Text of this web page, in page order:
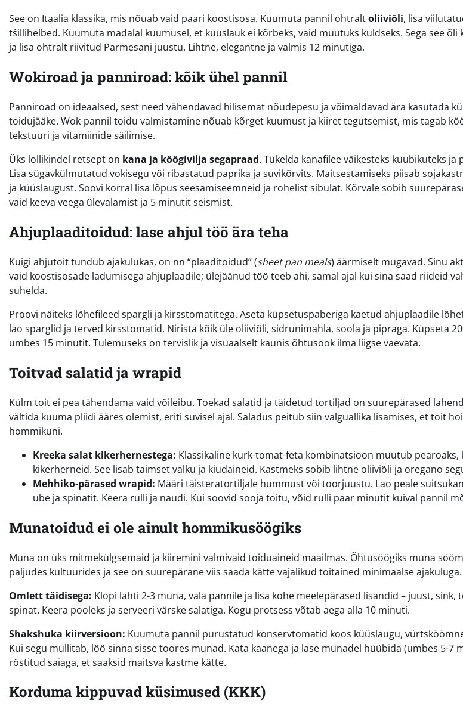
See on Itaalia klassika, mis nõuab vaid paari koostisosa. Kuumuta pannil ohtraltoliiviõli, lisa
tšillihelbed. Kuumuta madalal kuumusel, et küüslauk ei kõrbeks, vaid muutuks kuldseks. Sega see õli
ja lisa ohtralt riivitud Parmesani juustu. Lihtne, elegantne ja valmis 12 minutiga.
Wokiroad ja panniroad: kõik ühel pannil
Panniroad on ideaalsed, sest need vähendavad hilisemat nõudepesu ja võimaldavad ära kasutada
toidujääke. Wok-pannil toidu valmistamine nõuab kõrget kuumust ja kiiret tegutsemist, mis tagab
tekstuuri ja vitamiinide säilimise.
Üks lollikindel retsept on kana ja köögivilja segapraad. Tükelda kanafilee väikesteks kuubikuteks
Lisa sügavkülmutatud vokisegu või ribastatud paprika ja suvikõrvits. Maitsestamiseks piisab
ja küüslaugust. Soovi korral lisa lõpus seesamiseemneid ja rohelist sibulat. Kõrvale sobib
vaid keeva veega ülevalamist ja 5 minutit seismist.
Ahjuplaaditoidud: lase ahjul töö ära teha
Kuigi ahjutoit tundub ajakulukas, on nn “plaaditoidud” (sheet pan meals) äärmiselt mugavad. Sinu
vaid koostisosade ladumisega ahjuplaadile; ülejäänud töö teeb ahi, samal ajal kui sina saad riideid
suhelda.
Proovi näiteks lõhefileed spargli ja kirsstomatitega. Aseta küpsetuspaberiga kaetud ahjuplaadile
lao sparglid ja terved kirsstomatid. Nirista kõik üle oliiviõli, sidrunimahla, soola ja pipraga. Küpseta
umbes 15 minutit. Tulemuseks on tervislik ja visuaalselt kaunis õhtusöök ilma liigse vaevata.
Toitvad salatid ja wrapid
Külm toit ei pea tähendama vaid võileibu. Toekad salatid ja täidetud tortiljad on suurepärased
vältida kuuma pliidi ääres olemist, eriti suvisel ajal. Saladus peitub siin valguallika lisamises, et toit
hommikuni.
Kreeka salat kikerhernestega: Klassikaline kurk-tomat-feta kombinatsioon muutub pearoaks,
kikerherneid. See lisab taimset valku ja kiudaineid. Kastmeks sobib lihtne oliiviõli ja oregano
Mehhiko-pärased wrapid: Määri täisteratortiljale hummust või toorjuustu. Lao peale
ube ja spinatit. Keera rulli ja naudi. Kui soovid sooja toitu, võid rulli paar minutit kuival pannil
Munatoidud ei ole ainult hommikusöögiks
Muna on üks mitmekülgsemaid ja kiiremini valmivaid toiduaineid maailmas. Õhtusöögiks muna
paljudes kultuurides ja see on suurepärane viis saada kätte vajalikud toitained minimaalse ajakuluga.
Omlett täidisega: Klopi lahti 2-3 muna, vala pannile ja lisa kohe meelepärased lisandid – juust, sink,
spinat. Keera pooleks ja serveeri värske salatiga. Kogu protsess võtab aega alla 10 minuti.
Shakshuka kiirversioon: Kuumuta pannil purustatud konservtomatid koos küüslaugu,
Kui segu mullitab, löö sinna sisse toores munad. Kata kaanega ja lase munadel hüübida (umbes 5-7
röstitud saiaga, et saaksid maitsva kastme kätte.
Korduma kippuvad küsimused (KKK)